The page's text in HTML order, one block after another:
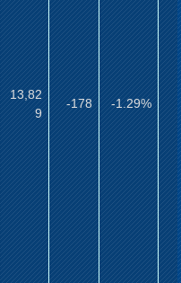
13,82
9
-178 -1.29%